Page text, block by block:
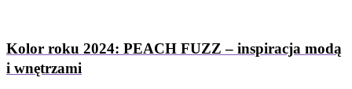
Kolor roku 2024: PEACH FUZZ – inspiracja modą
i wnętrzami